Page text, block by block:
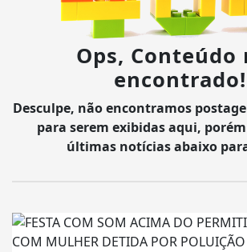
Ops, Conteúdo
encontrado!
Desculpe, não encontramos
para serem exibidas aqui,
últimas notícias abaixo